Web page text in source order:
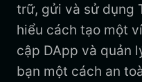
trữ, gửi và sử dụng
hiểu cách tạo một
cập DApp và quản
bạn một cách an